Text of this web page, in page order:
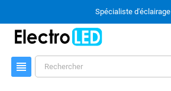
Spécialiste d'éclairage
view_headline